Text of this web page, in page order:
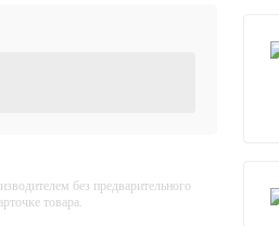
без предварительного
товара.